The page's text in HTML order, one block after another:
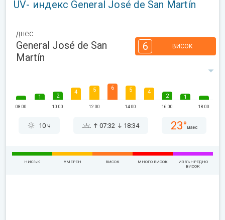
UV- индекс General José de San Martín
днес
General José de San
Martín
6 ВИСОК
08:00
1 2
10:00
4 5
12:00
6 5
14:00
4
2
16:00
1
18:00
10 ч 07:32 18:34 23° макс
НИСЪК УМЕРЕН ВИСОК МНОГО ВИСОК
ИЗВЪНРЕДНО
ВИСОК